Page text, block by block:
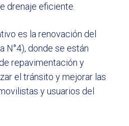
drenaje eficiente.
es la renovación del
N°4), donde se están
repavimentación y
el tránsito y mejorar las
y usuarios del